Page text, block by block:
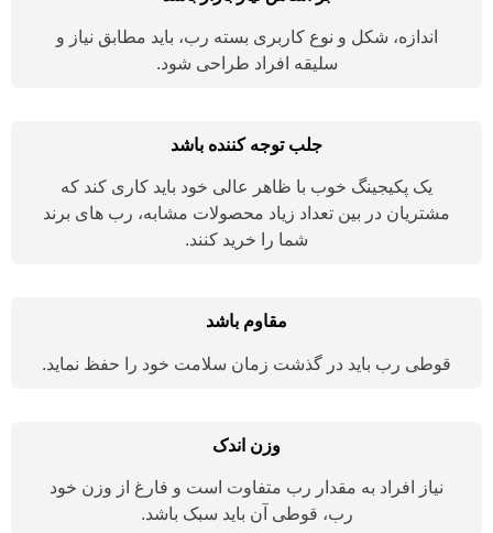
اندازه، شکل و نوع کاربری بسته رب، باید مطابق نیاز و
سلیقه افراد طراحی شود.
جلب توجه کننده باشد
یک پکیجینگ خوب با ظاهر عالی خود باید کاری کند که
مشتریان در بین تعداد زیاد محصولات مشابه، رب های برند
شما را خرید کنند.
مقاوم باشد
قوطی رب باید در گذشت زمان سلامت خود را حفظ نماید.
وزن اندک
نیاز افراد به مقدار رب متفاوت است و فارغ از وزن خود
رب، قوطی آن باید سبک باشد.